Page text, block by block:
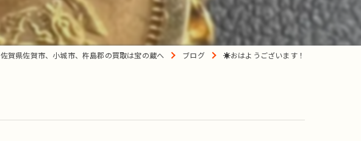
佐賀県佐賀市、小城市、杵島郡の買取は宝の蔵へ ブログ ☀️おはようございます！